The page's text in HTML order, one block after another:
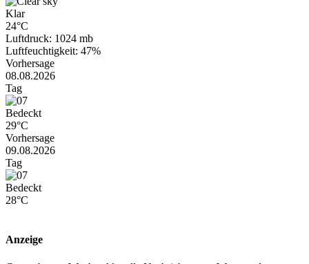
Klar
24°C
Luftdruck: 1024 mb
Luftfeuchtigkeit: 47%
Vorhersage
08.08.2026
Tag
Bedeckt
29°C
Vorhersage
09.08.2026
Tag
Bedeckt
28°C
Anzeige